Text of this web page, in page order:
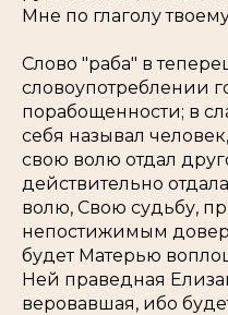
Мне по глаголу
Слово "раба" в
словоупотреблении
порабощенности; в
себя называл
свою волю отдал
действительно
волю, Свою судьбу,
непостижимым
будет Матерью
Ней праведная
веровавшая, ибо